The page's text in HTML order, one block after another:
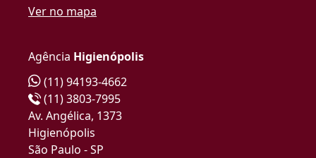
Ver no mapa
Agência Higienópolis
(11) 94193-4662
(11) 3803-7995
Av. Angélica, 1373
Higienópolis
São Paulo - SP